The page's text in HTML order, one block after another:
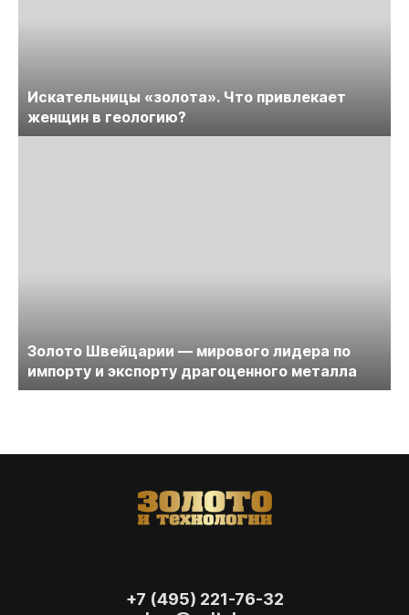
Искательницы «золота». Что привлекает
женщин в геологию?
Золото Швейцарии — мирового лидера по
импорту и экспорту драгоценного металла
+7 (495) 221-76-32